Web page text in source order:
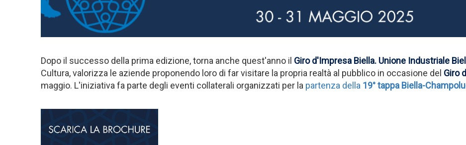
Dopo il successo della prima edizione, torna anche quest'anno il Giro d'Impresa Biella. Unione Industriale
Cultura,valorizza le aziende proponendo loro di far visitare la propria realtà al pubblico in occasione del Giro
maggio. L'iniziativa fa parte degli eventi collaterali organizzati per la partenza della 19° tappa Biella-